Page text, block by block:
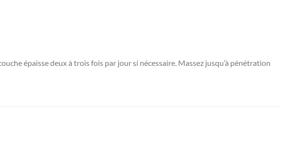
épaisse deux à trois fois par jour si nécessaire. Massez jusqu’à pénétration